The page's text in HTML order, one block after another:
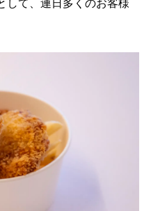
して、連日多くのお客様